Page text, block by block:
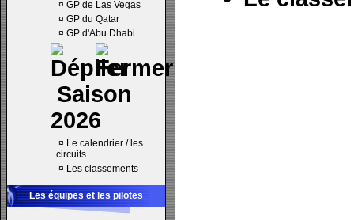
¤ GP de Las Vegas
¤ GP du Qatar
¤ GP d'Abu Dhabi
Saison
2026
¤ Le calendrier / les
circuits
¤ Les classements
Les équipes et les pilotes